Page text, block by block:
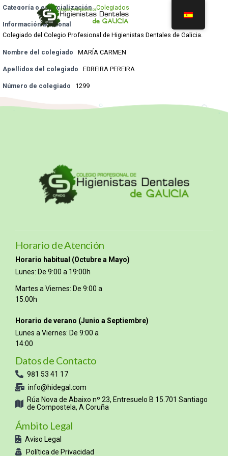
Categoría o especialización Colegiados
Información adicional
Colegiado del Colegio Profesional de Higienistas Dentales de Galicia.
Nombre del colegiado MARÍA CARMEN
Apellidos del colegiado EDREIRA PEREIRA
Número de colegiado 1299
Horario de Atención
Horario habitual (Octubre a Mayo)
Lunes: De 9:00 a 19:00h
Martes a Viernes: De 9:00 a
15:00h
Horario de verano (Junio a Septiembre)
Lunes a Viernes: De 9:00 a
14:00
Datos de Contacto
981 53 41 17
info@hidegal.com
Rúa Nova de Abaixo nº 23, Entresuelo B 15.701 Santiago
de Compostela, A Coruña
Ámbito Legal
Aviso Legal
Política de Privacidad